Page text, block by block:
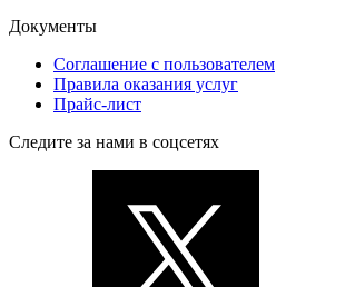
Документы
Соглашение с пользователем
Правила оказания услуг
Прайс-лист
Следите за нами в соцсетях